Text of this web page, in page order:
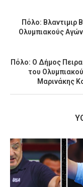
Πόλο: Βλαντιμιρ
Ολυμπιακούς
Πόλο: Ο Δήμος
του
Μαρινάκης